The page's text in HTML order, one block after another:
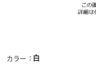
カラー 白